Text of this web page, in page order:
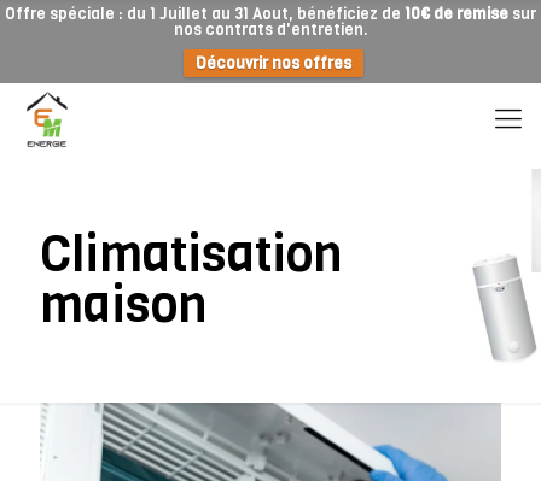
Offre spéciale : du 1 Juillet au 31 Aout, bénéficiez de 10€ de remise sur
nos contrats d'entretien.
Découvrir nos offres
Climatisation
maison